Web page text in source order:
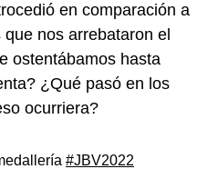
en comparación a
nos arrebataron el
ostentábamos hasta
¿Qué pasó en los
ocurriera?
#JBV2022